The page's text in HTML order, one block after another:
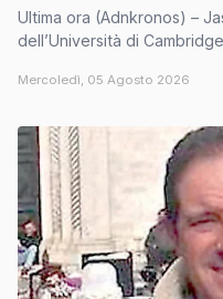
Ultima ora (Adnkronos) – Jason Arday, 41enne professore
dell’Università di
Mercoledì, 05 Agosto 2026